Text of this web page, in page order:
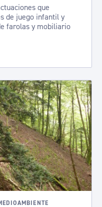
que
de juego infantil y
farolas y mobiliario